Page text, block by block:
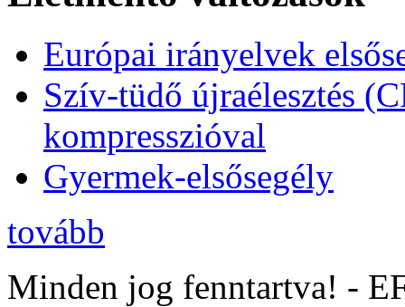
Európai irányelvek
Szív-tüdő újraélesztés
kompresszióval
Gyermek-elsősegély
tovább
Minden jog fenntartva! -